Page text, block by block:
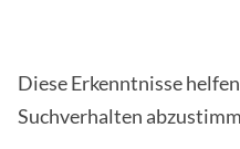
Diese Erkenntnisse
Suchverhalten